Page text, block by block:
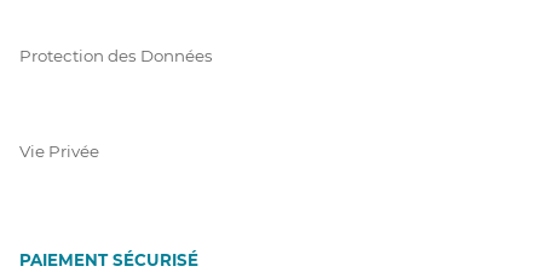
Protection des Données
Vie Privée
PAIEMENT SÉCURISÉ